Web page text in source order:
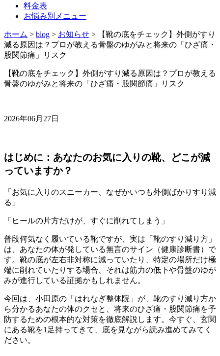
料金表
お悩み別メニュー
ホーム > blog > お知らせ >
【靴の底をチェック】外側がすり
減る原因は？プロが教える骨盤のゆがみと将来の「ひざ痛・
股関節痛」リスク
【靴の底をチェック】外側がすり減る原因は？プロが教える
骨盤のゆがみと将来の「ひざ痛・股関節痛」リスク
2026年06月27日
はじめに：あなたのお気に入りの靴、どこが減
っていますか？
「お気に入りのスニーカー、なぜかいつも外側ばかりすり減
る」
「ヒールの片方だけが、すぐに削れてしまう」
普段何気なく履いている靴ですが、実は「靴のすり減り方」
は、あなたの体が発している無言のサイン（健康診断書）で
す。靴の底が左右非対称に減っていたり、特定の場所だけ極
端に削れていたりする場合、それは筋力の低下や骨盤のゆが
みが進行している証拠かもしれません。
今回は、小田原の「はれなぎ整体院」が、靴のすり減り方か
ら分かるあなたの体のクセと、将来のひざ痛・股関節痛を予
防するための根本的な対策を徹底解説します。今すぐ、玄関
にある靴を1足持ってきて、底を見ながら読み進めてみてく
ださい。